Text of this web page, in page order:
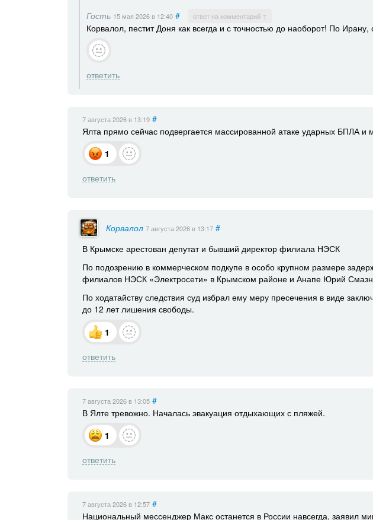
Гость 15 мая 2026 в 12:40 # ответ на комментарий ↑
Корвалол, пестит Доня как всегда и с точностью до наоборот! По Ирану,
ответить
7 августа 2026 в 13:19 #
Ялта прямо сейчас подвергается массированной атаке ударных БПЛА и
1
ответить
Корвалол 7 августа 2026 в 13:17 #
В Крымске арестован депутат и бывший директор филиала НЭСК
По подозрению в коммерческом подкупе в особо крупном размере
филиалов НЭСК «Электросети» в Крымском районе и Анапе Юрий
По ходатайству следствия суд избрал ему меру пресечения в виде
до 12 лет лишения свободы.
1
ответить
7 августа 2026 в 13:05 #
В Ялте тревожно. Началась эвакуация отдыхающих с пляжей.
1
ответить
7 августа 2026 в 12:57 #
Национальный мессенджер Макс останется в России навсегда, заявил